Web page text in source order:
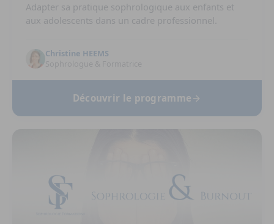
Adapter sa pratique sophrologique aux enfants et
aux adolescents dans un cadre professionnel.
Christine HEEMS
Découvrir le programme